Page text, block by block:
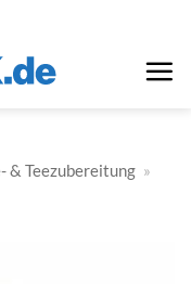
& Teezubereitung »